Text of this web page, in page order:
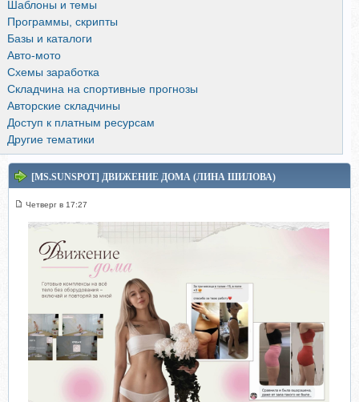
Шаблоны и темы
Программы, скрипты
Базы и каталоги
Авто-мото
Схемы заработка
Складчина на спортивные прогнозы
Авторские складчины
Доступ к платным ресурсам
Другие тематики
[MS.SUNSPOT] ДВИЖЕНИЕ ДОМА (ЛИНА ШИЛОВА)
Четверг в 17:27